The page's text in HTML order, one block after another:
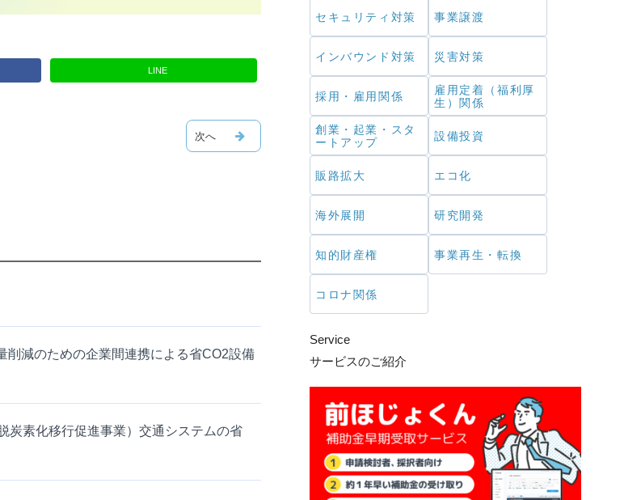
LINE
減のための企業間連携による省CO2設備
炭素化移行促進事業）交通システムの省
セキュリティ対策 事業譲渡
インバウンド対策 災害対策
採用・雇用関係
雇用定着（福利厚
生）関係
創業・起業・スタ
ートアップ
設備投資
販路拡大 エコ化
海外展開 研究開発
知的財産権 事業再生・転換
コロナ関係
Service
サービスのご紹介